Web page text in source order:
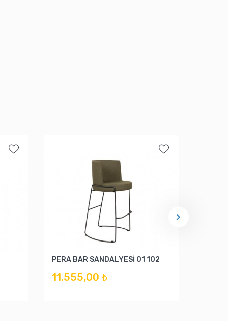
PERA BAR SANDALYESİ 01 102
11.555,00 ₺